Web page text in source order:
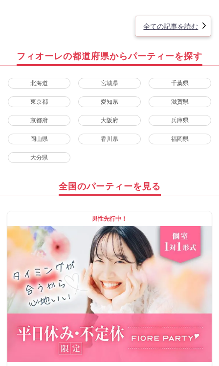
全ての記事を読む
フィオーレの都道府県からパーティーを探す
北海道 宮城県 千葉県
東京都 愛知県 滋賀県
京都府 大阪府 兵庫県
岡山県 香川県 福岡県
大分県
全国のパーティーを見る
男性先行中！